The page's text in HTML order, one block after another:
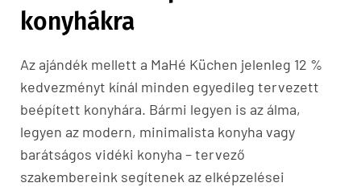
konyhákra
Az ajándék mellett a MaHé Küchen jelenleg 12 %
kedvezményt kínál minden egyedileg tervezett
beépített konyhára. Bármi legyen is az álma,
legyen az modern, minimalista konyha vagy
barátságos vidéki konyha – tervező
szakembereink segítenek az elképzelései